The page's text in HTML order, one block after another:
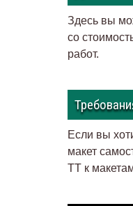
Здесь вы
со
работ.
Если вы
макет
ТТ к